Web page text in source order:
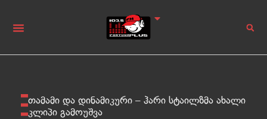
თამამი და დინამიკური – ჰარი სტაილზმა ახალი
კლიპი გამოუშვა